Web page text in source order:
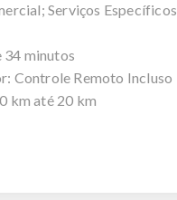
Serviços Específicos
34 minutos
Controle Remoto Incluso
km até 20 km